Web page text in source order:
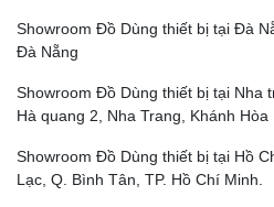
Showroom Đồ Dùng thiết bị tại Đà
Đà Nẵng
Showroom Đồ Dùng thiết bị tại
Hà quang 2, Nha Trang, Khánh Hòa
Showroom Đồ Dùng thiết bị tại Hồ
Lạc, Q. Bình Tân, TP. Hồ Chí Minh.